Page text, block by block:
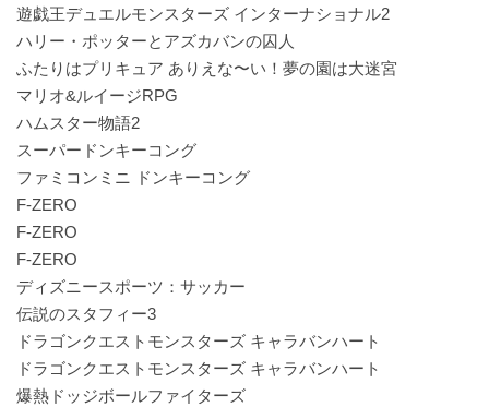
遊戯王デュエルモンスターズ インターナショナル2
ハリー・ポッターとアズカバンの囚人
ふたりはプリキュア ありえな〜い！夢の園は大迷宮
マリオ&ルイージRPG
ハムスター物語2
スーパードンキーコング
ファミコンミニ ドンキーコング
F-ZERO
F-ZERO
F-ZERO
ディズニースポーツ：サッカー
伝説のスタフィー3
ドラゴンクエストモンスターズ キャラバンハート
ドラゴンクエストモンスターズ キャラバンハート
爆熱ドッジボールファイターズ